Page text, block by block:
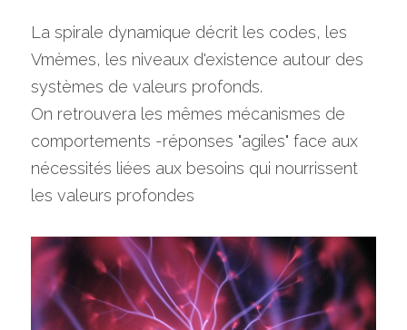
La spirale dynamique décrit les codes, les
Vmèmes, les niveaux d'existence autour des
systèmes de valeurs profonds.
On retrouvera les mêmes mécanismes de
comportements -réponses "agiles" face aux
nécessités liées aux besoins qui nourrissent
les valeurs profondes